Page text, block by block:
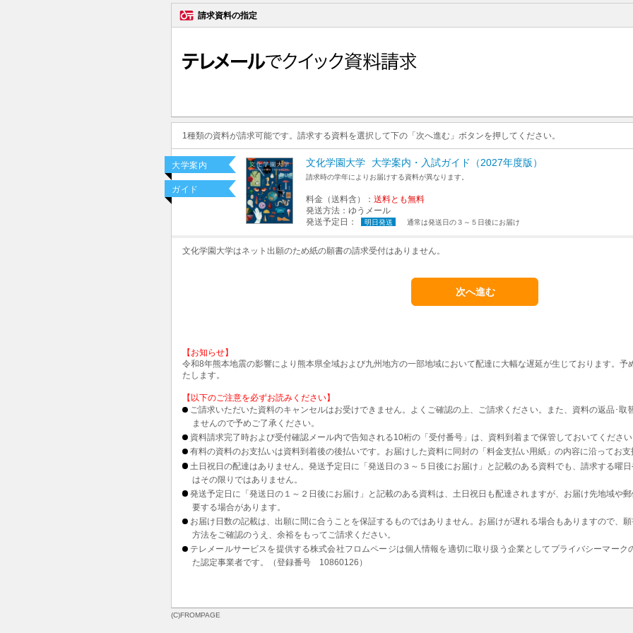
請求資料の指定
1種類の資料が請求可能です。請求する資料を選択して下の「次へ進む」ボタンを押してください。
大学案内
ガイド
文化学園大学 大学案内・入試ガイド（2027年度版）
請求時の学年によりお届けする資料が異なります。
料金（送料含）： 送料とも無料
発送方法： ゆうメール
発送予定日：
明日発送 通常は発送日の３～５日後にお届け
文化学園大学はネット出願のため紙の願書の請求受付はありません。
【お知らせ】
令和8年熊本地震の影響により熊本県全域および九州地方の一部地域において配達に大幅な遅延が生じております。予
たします。
【以下のご注意を必ずお読みください】
ご請求いただいた資料のキャンセルはお受けできません。よくご確認の上、ご請求ください。また、資料の返品･取
ませんので予めご了承ください。
資料請求完了時および受付確認メール内で告知される10桁の「受付番号」は、資料到着まで保管しておいてくださ
有料の資料のお支払いは資料到着後の後払いです。お届けした資料に同封の「料金支払い用紙」の内容に沿ってお
土日祝日の配達はありません。発送予定日に「発送日の３～５日後にお届け」と記載のある資料でも、請求する曜
はその限りではありません。
発送予定日に「発送日の１～２日後にお届け」と記載のある資料は、土日祝日も配達されますが、お届け先地域や
要する場合があります。
お届け日数の記載は、出願に間に合うことを保証するものではありません。お届けが遅れる場合もありますので、
方法をご確認のうえ、余裕をもってご請求ください。
テレメールサービスを提供する株式会社フロムページは個人情報を適切に取り扱う企業としてプライバシーマーク
た認定事業者です。（登録番号 10860126）
(C)FROMPAGE